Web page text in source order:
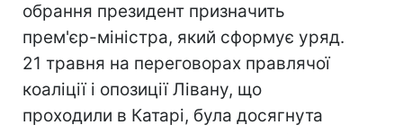
обрання президент призначить
прем'єр-міністра, який сформує уряд.
21 травня на переговорах правлячої
коаліції і опозиції Лівану, що
проходили в Катарі, була досягнута